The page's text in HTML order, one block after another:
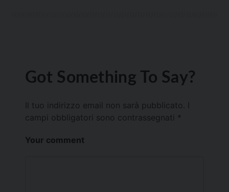
Got Something To Say?
Il tuo indirizzo email non sarà pubblicato.
campi obbligatori sono contrassegnati *
Your comment